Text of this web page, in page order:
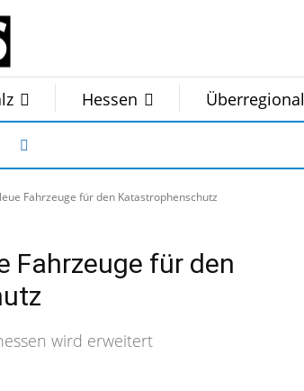
Hessen Überregional
Fahrzeuge für den Katastrophenschutz
Fahrzeuge für den
wird erweitert